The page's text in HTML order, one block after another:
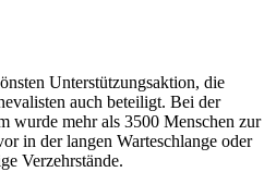
Unterstützungsaktion, die
auch beteiligt. Bei der
wurde mehr als 3500 Menschen zur
in der langen Warteschlange oder
Verzehrstände.